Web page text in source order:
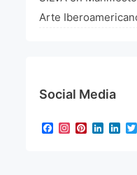
Arte
Social Media
Facebook
Instagram
Pinterest